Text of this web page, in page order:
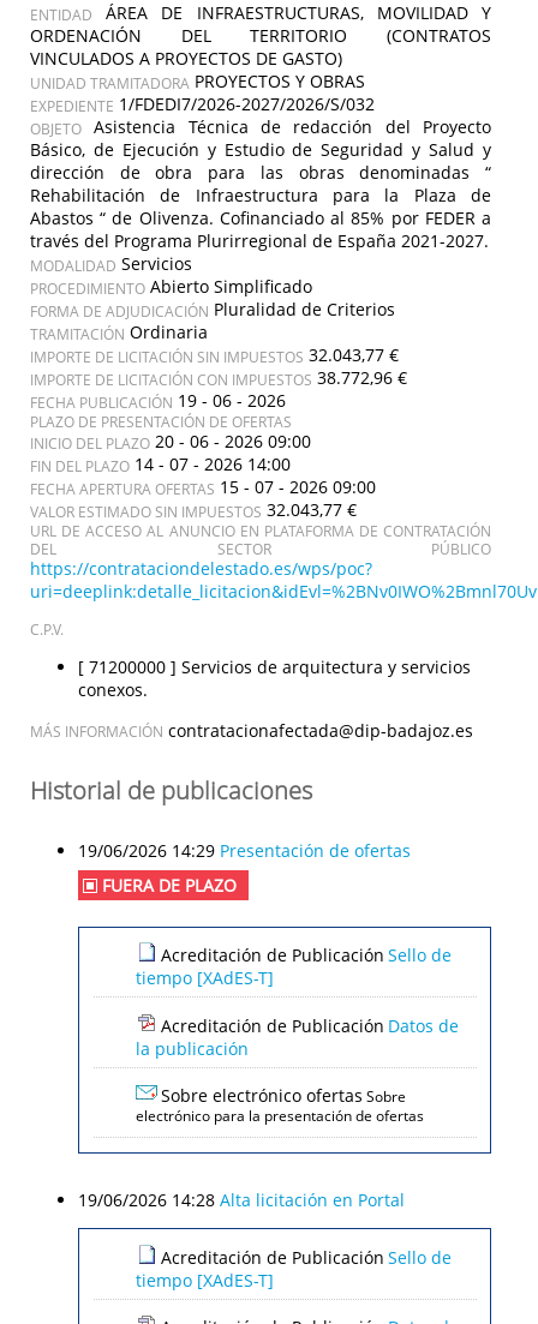
ENTIDAD
ÁREA DE INFRAESTRUCTURAS, MOVILIDAD Y
ORDENACIÓN DEL TERRITORIO (CONTRATOS
VINCULADOS A PROYECTOS DE GASTO)
UNIDAD TRAMITADORA PROYECTOS Y OBRAS
EXPEDIENTE 1/FDEDI7/2026-2027/2026/S/032
OBJETO
Asistencia Técnica de redacción del Proyecto
Básico, de Ejecución y Estudio de Seguridad y Salud y
dirección de obra para las obras denominadas “
Rehabilitación de Infraestructura para la Plaza de
Abastos “ de Olivenza. Cofinanciado al 85% por FEDER a
través del Programa Plurirregional de España 2021-2027.
MODALIDAD Servicios
PROCEDIMIENTO Abierto Simplificado
FORMA DE ADJUDICACIÓN Pluralidad de Criterios
TRAMITACIÓN Ordinaria
IMPORTE DE LICITACIÓN SIN IMPUESTOS 32.043,77 €
IMPORTE DE LICITACIÓN CON IMPUESTOS 38.772,96 €
FECHA PUBLICACIÓN 19 - 06 - 2026
PLAZO DE PRESENTACIÓN DE OFERTAS
INICIO DEL PLAZO 20 - 06 - 2026 09:00
FIN DEL PLAZO 14 - 07 - 2026 14:00
FECHA APERTURA OFERTAS 15 - 07 - 2026 09:00
VALOR ESTIMADO SIN IMPUESTOS 32.043,77 €
URL DE ACCESO AL ANUNCIO EN PLATAFORMA DE CONTRATACIÓN
DEL SECTOR PÚBLICO
https://contrataciondelestado.es/wps/poc?
C.P.V.
[ 71200000 ] Servicios de arquitectura y servicios
conexos.
MÁS INFORMACIÓN contratacionafectada@dip-badajoz.es
Historial de publicaciones
19/06/2026 14:29 Presentación de ofertas
FUERA DE PLAZO
Acreditación de Publicación Sello de
tiempo [XAdES-T]
Acreditación de Publicación Datos de
la publicación
Sobre electrónico ofertas Sobre
electrónico para la presentación de ofertas
19/06/2026 14:28 Alta licitación en Portal
Acreditación de Publicación Sello de
tiempo [XAdES-T]